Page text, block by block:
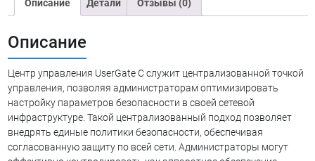
Management
C
Описание Детали Отзывы (0)
Описание
Центр управления UserGate C служит централизованной точкой
управления, позволяя администраторам оптимизировать
настройку параметров безопасности в своей сетевой
инфраструктуре. Такой централизованный подход позволяет
внедрять единые политики безопасности, обеспечивая
согласованную защиту по всей сети. Администраторы могут